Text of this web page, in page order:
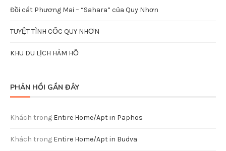
Đồi cát Phương Mai – “Sahara” của Quy Nhơn
TUYỆT TÌNH CỐC QUY NHƠN
KHU DU LỊCH HÀM HỒ
PHẢN HỒI GẦN ĐÂY
Khách trong Entire Home/Apt in Paphos
Khách trong Entire Home/Apt in Budva